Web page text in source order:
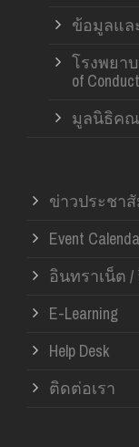
ข้อมูลแล
โรงพยา
of Conduct
มูลนิธิค
ข่าวประชา
Event
อินทราเน็ต /
E-Learning
Help Desk
ติดต่อเรา